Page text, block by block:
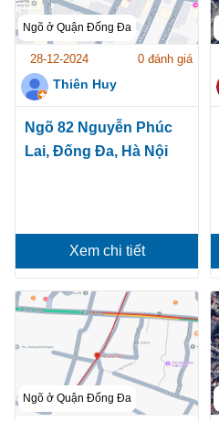
Ngõ ở Quận Đống Đa
28-12-2024 0 đánh giá
Thiên Huy
Ngõ 82 Nguyễn Phúc
Lai, Đống Đa, Hà Nội
Xem chi tiết
Ngõ ở Quận Đống Đa